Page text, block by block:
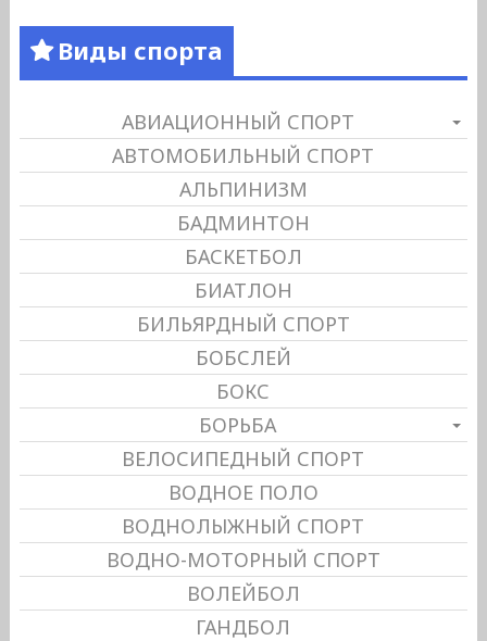
Виды спорта
АВИАЦИОННЫЙ СПОРТ
АВТОМОБИЛЬНЫЙ СПОРТ
АЛЬПИНИЗМ
БАДМИНТОН
БАСКЕТБОЛ
БИАТЛОН
БИЛЬЯРДНЫЙ СПОРТ
БОБСЛЕЙ
БОКС
БОРЬБА
ВЕЛОСИПЕДНЫЙ СПОРТ
ВОДНОЕ ПОЛО
ВОДНОЛЫЖНЫЙ СПОРТ
ВОДНО-МОТОРНЫЙ СПОРТ
ВОЛЕЙБОЛ
ГАНДБОЛ